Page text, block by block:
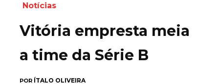
Notícias
Vitória empresta meia
a time da Série B
POR ÍTALO OLIVEIRA